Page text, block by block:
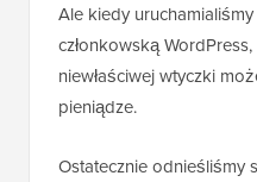
Ale kiedy
członkowską
niewłaściwej wtyczki
pieniądze.
Ostatecznie odnieśliśmy